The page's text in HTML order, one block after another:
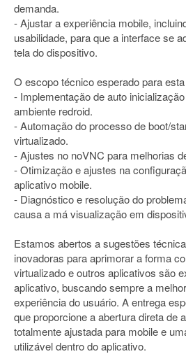
demanda.
- Ajustar a experiência mobile,
usabilidade, para que a interface se
tela do dispositivo.
O escopo técnico esperado para
- Implementação de auto
ambiente redroid.
- Automação do processo de boot/
virtualizado.
- Ajustes no noVNC para melhorias
- Otimização e ajustes na
aplicativo mobile.
- Diagnóstico e resolução do
causa a má visualização em
Estamos abertos a sugestões
inovadoras para aprimorar a forma
virtualizado e outros aplicativos são
aplicativo, buscando sempre a
experiência do usuário. A entrega
que proporcione a abertura direta de
totalmente ajustada para mobile e
utilizável dentro do aplicativo.